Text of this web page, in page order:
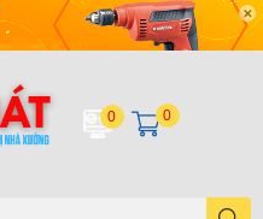
0 0